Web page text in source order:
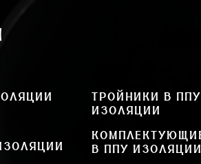
ТРОЙНИКИ В ППУ
ИЗОЛЯЦИИ
В ППУ ИЗОЛЯЦИИ